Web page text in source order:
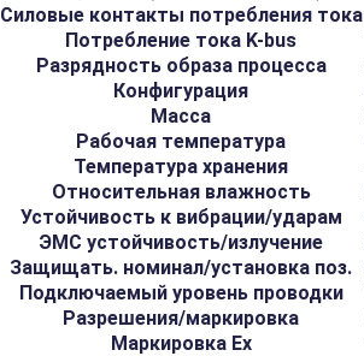
Силовые контакты потребления тока
Потребление тока K-bus
Разрядность образа процесса
Конфигурация
Масса
Рабочая температура
Температура хранения
Относительная влажность
Устойчивость к вибрации/ударам
ЭМС устойчивость/излучение
Защищать. номинал/установка поз.
Подключаемый уровень проводки
Разрешения/маркировка
Маркировка Ex